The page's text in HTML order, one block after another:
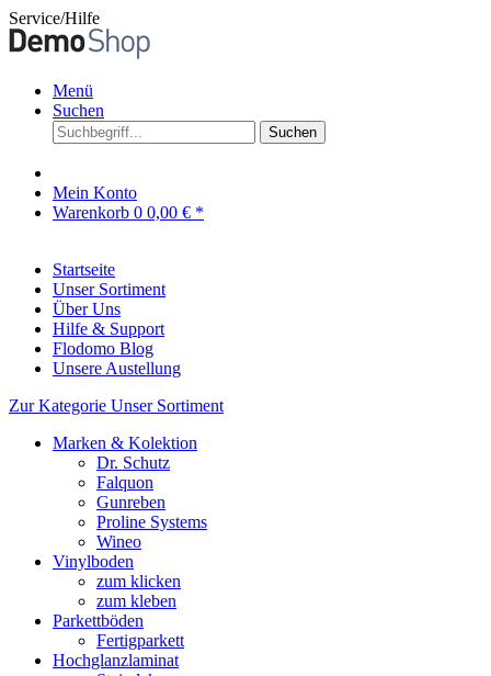
Service/Hilfe
Menü
Suchen
Suchen
Mein Konto
Warenkorb 0 0,00 € *
Startseite
Unser Sortiment
Über Uns
Hilfe & Support
Flodomo Blog
Unsere Austellung
Zur Kategorie Unser Sortiment
Marken & Kolektion
Dr. Schutz
Falquon
Gunreben
Proline Systems
Wineo
Vinylboden
zum klicken
zum kleben
Parkettböden
Fertigparkett
Hochglanzlaminat